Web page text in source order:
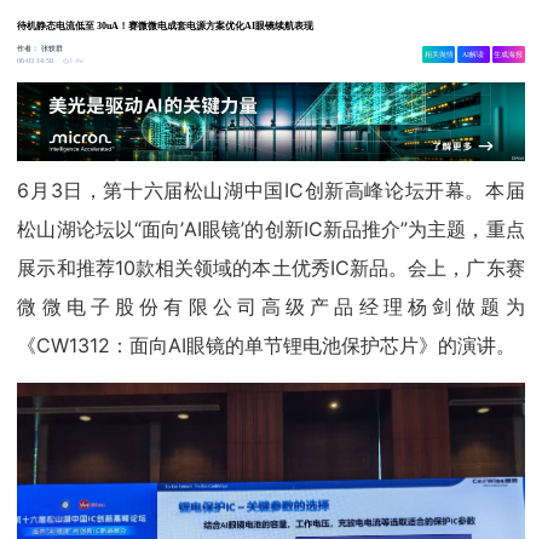
待机静态电流低至 30uA！赛微微电成套电源方案优化AI眼镜续航表现
作者：张轶群
06-03 14:58
1.4w
相关舆情 AI解读 生成海报
6月3日，第十六届松山湖中国IC创新高峰论坛开幕。本届
松山湖论坛以“面向’AI眼镜’的创新IC新品推介”为主题，重点
展示和推荐10款相关领域的本土优秀IC新品。会上，广东赛
微微电子股份有限公司高级产品经理杨剑做题为
《CW1312：面向AI眼镜的单节锂电池保护芯片》的演讲。